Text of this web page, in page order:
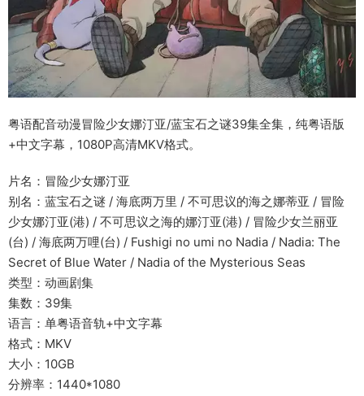
粤语配音动漫冒险少女娜汀亚/蓝宝石之谜39集全集，纯粤语版
+中文字幕，1080P高清MKV格式。
片名：冒险少女娜汀亚
别名：蓝宝石之谜 / 海底两万里 / 不可思议的海之娜蒂亚 / 冒险
少女娜汀亚(港) / 不可思议之海的娜汀亚(港) / 冒险少女兰丽亚
(台) / 海底两万哩(台) / Fushigi no umi no Nadia / Nadia: The
Secret of Blue Water / Nadia of the Mysterious Seas
类型：动画剧集
集数：39集
语言：单粤语音轨+中文字幕
格式：MKV
大小：10GB
分辨率：1440*1080